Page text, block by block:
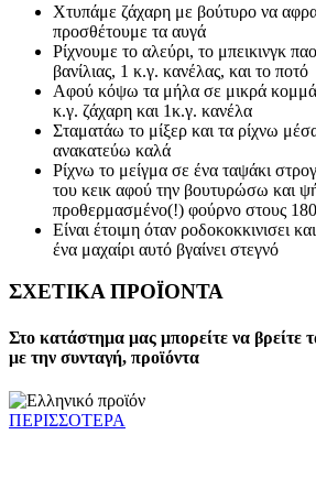
Χτυπάμε ζάχαρη με βούτυρο να
προσθέτουμε τα αυγά
Ρίχνουμε το αλεύρι, το μπεικινγκ
βανίλιας, 1 κ.γ. κανέλας, και το ποτό
Αφού κόψω τα μήλα σε μικρά
κ.γ. ζάχαρη και 1κ.γ. κανέλα
Σταματάω το μίξερ και τα ρίχνω
ανακατεύω καλά
Ρίχνω το μείγμα σε ένα ταψάκι
του κεικ αφού την βουτυρώσω και
προθερμασμένο(!) φούρνο στους
Είναι έτοιμη όταν ροδοκοκκινισει
ένα μαχαίρι αυτό βγαίνει στεγνό
ΣΧΕΤΙΚΑ ΠΡΟΪΟΝΤΑ
Στο κατάστημα μας μπορείτε να βρείτε
με την συνταγή, προϊόντα
ΠΕΡΙΣΣΟΤΕΡΑ